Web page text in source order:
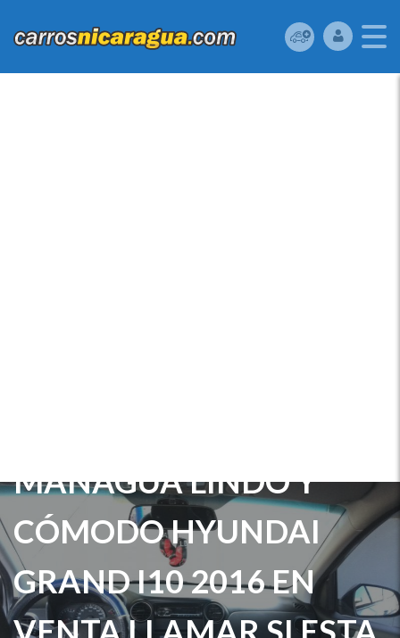
MANAGUA LINDO Y
CÓMODO HYUNDAI
GRAND I10 2016 EN